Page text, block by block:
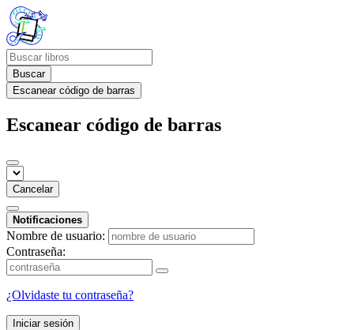
Buscar
Escanear código de barras
Escanear código de barras
Cancelar
Notificaciones
Nombre de usuario:
Contraseña:
¿Olvidaste tu contraseña?
Iniciar sesión